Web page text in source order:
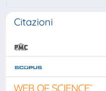
Citazioni